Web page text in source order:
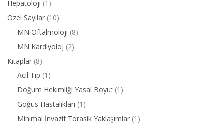
Hepatoloji (1)
Özel Sayılar (10)
MN Oftalmoloji (8)
MN Kardiyoloj (2)
Kitaplar (8)
Acil Tıp (1)
Doğum Hekimliği Yasal Boyut (1)
Göğüs Hastalıkları (1)
Minimal İnvazif Torasik Yaklaşımlar (1)